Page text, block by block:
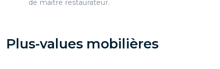
de maitre restaurateur.
Plus-values mobilières